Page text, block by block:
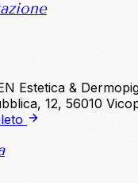
Estetica &
12, 56010